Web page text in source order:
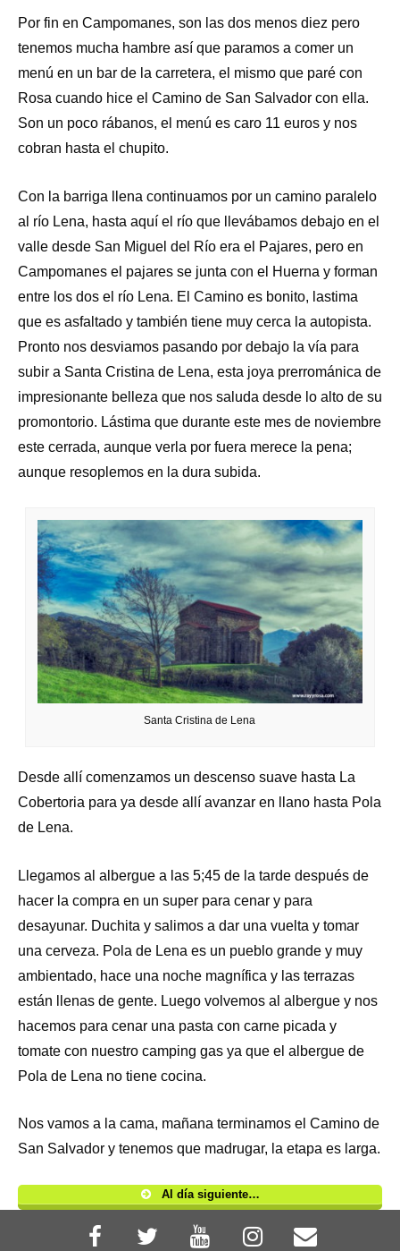
Por fin en Campomanes, son las dos menos diez pero
tenemos mucha hambre así que paramos a comer un
menú en un bar de la carretera, el mismo que paré con
Rosa cuando hice el Camino de San Salvador con ella.
Son un poco rábanos, el menú es caro 11 euros y nos
cobran hasta el chupito.
Con la barriga llena continuamos por un camino paralelo
al río Lena, hasta aquí el río que llevábamos debajo en el
valle desde San Miguel del Río era el Pajares, pero en
Campomanes el pajares se junta con el Huerna y forman
entre los dos el río Lena. El Camino es bonito, lastima
que es asfaltado y también tiene muy cerca la autopista.
Pronto nos desviamos pasando por debajo la vía para
subir a Santa Cristina de Lena, esta joya prerrománica de
impresionante belleza que nos saluda desde lo alto de su
promontorio. Lástima que durante este mes de noviembre
este cerrada, aunque verla por fuera merece la pena;
aunque resoplemos en la dura subida.
Santa Cristina de Lena
Desde allí comenzamos un descenso suave hasta La
Cobertoria para ya desde allí avanzar en llano hasta Pola
de Lena.
Llegamos al albergue a las 5;45 de la tarde después de
hacer la compra en un super para cenar y para
desayunar. Duchita y salimos a dar una vuelta y tomar
una cerveza. Pola de Lena es un pueblo grande y muy
ambientado, hace una noche magnífica y las terrazas
están llenas de gente. Luego volvemos al albergue y nos
hacemos para cenar una pasta con carne picada y
tomate con nuestro camping gas ya que el albergue de
Pola de Lena no tiene cocina.
Nos vamos a la cama, mañana terminamos el Camino de
San Salvador y tenemos que madrugar, la etapa es larga.
Al día siguiente…